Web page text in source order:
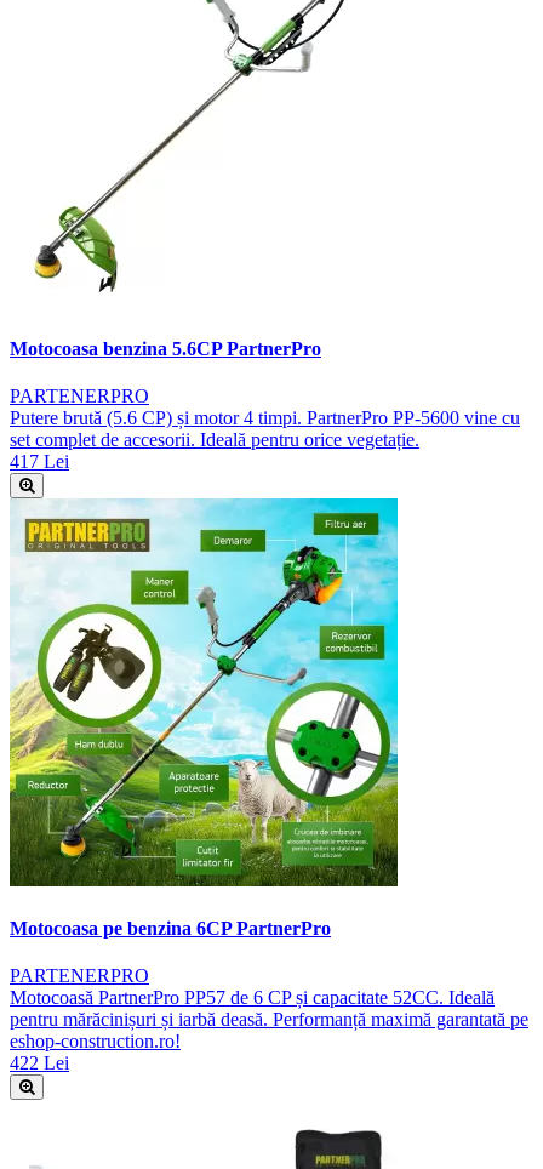
Motocoasa benzina 5.6CP PartnerPro
PARTENERPRO
Putere brută (5.6 CP) și motor 4 timpi. PartnerPro PP-5600 vine cu
set complet de accesorii. Ideală pentru orice vegetație.
417 Lei
Motocoasa pe benzina 6CP PartnerPro
PARTENERPRO
Motocoasă PartnerPro PP57 de 6 CP și capacitate 52CC. Ideală
pentru mărăcinișuri și iarbă deasă. Performanță maximă garantată pe
eshop-construction.ro!
422 Lei